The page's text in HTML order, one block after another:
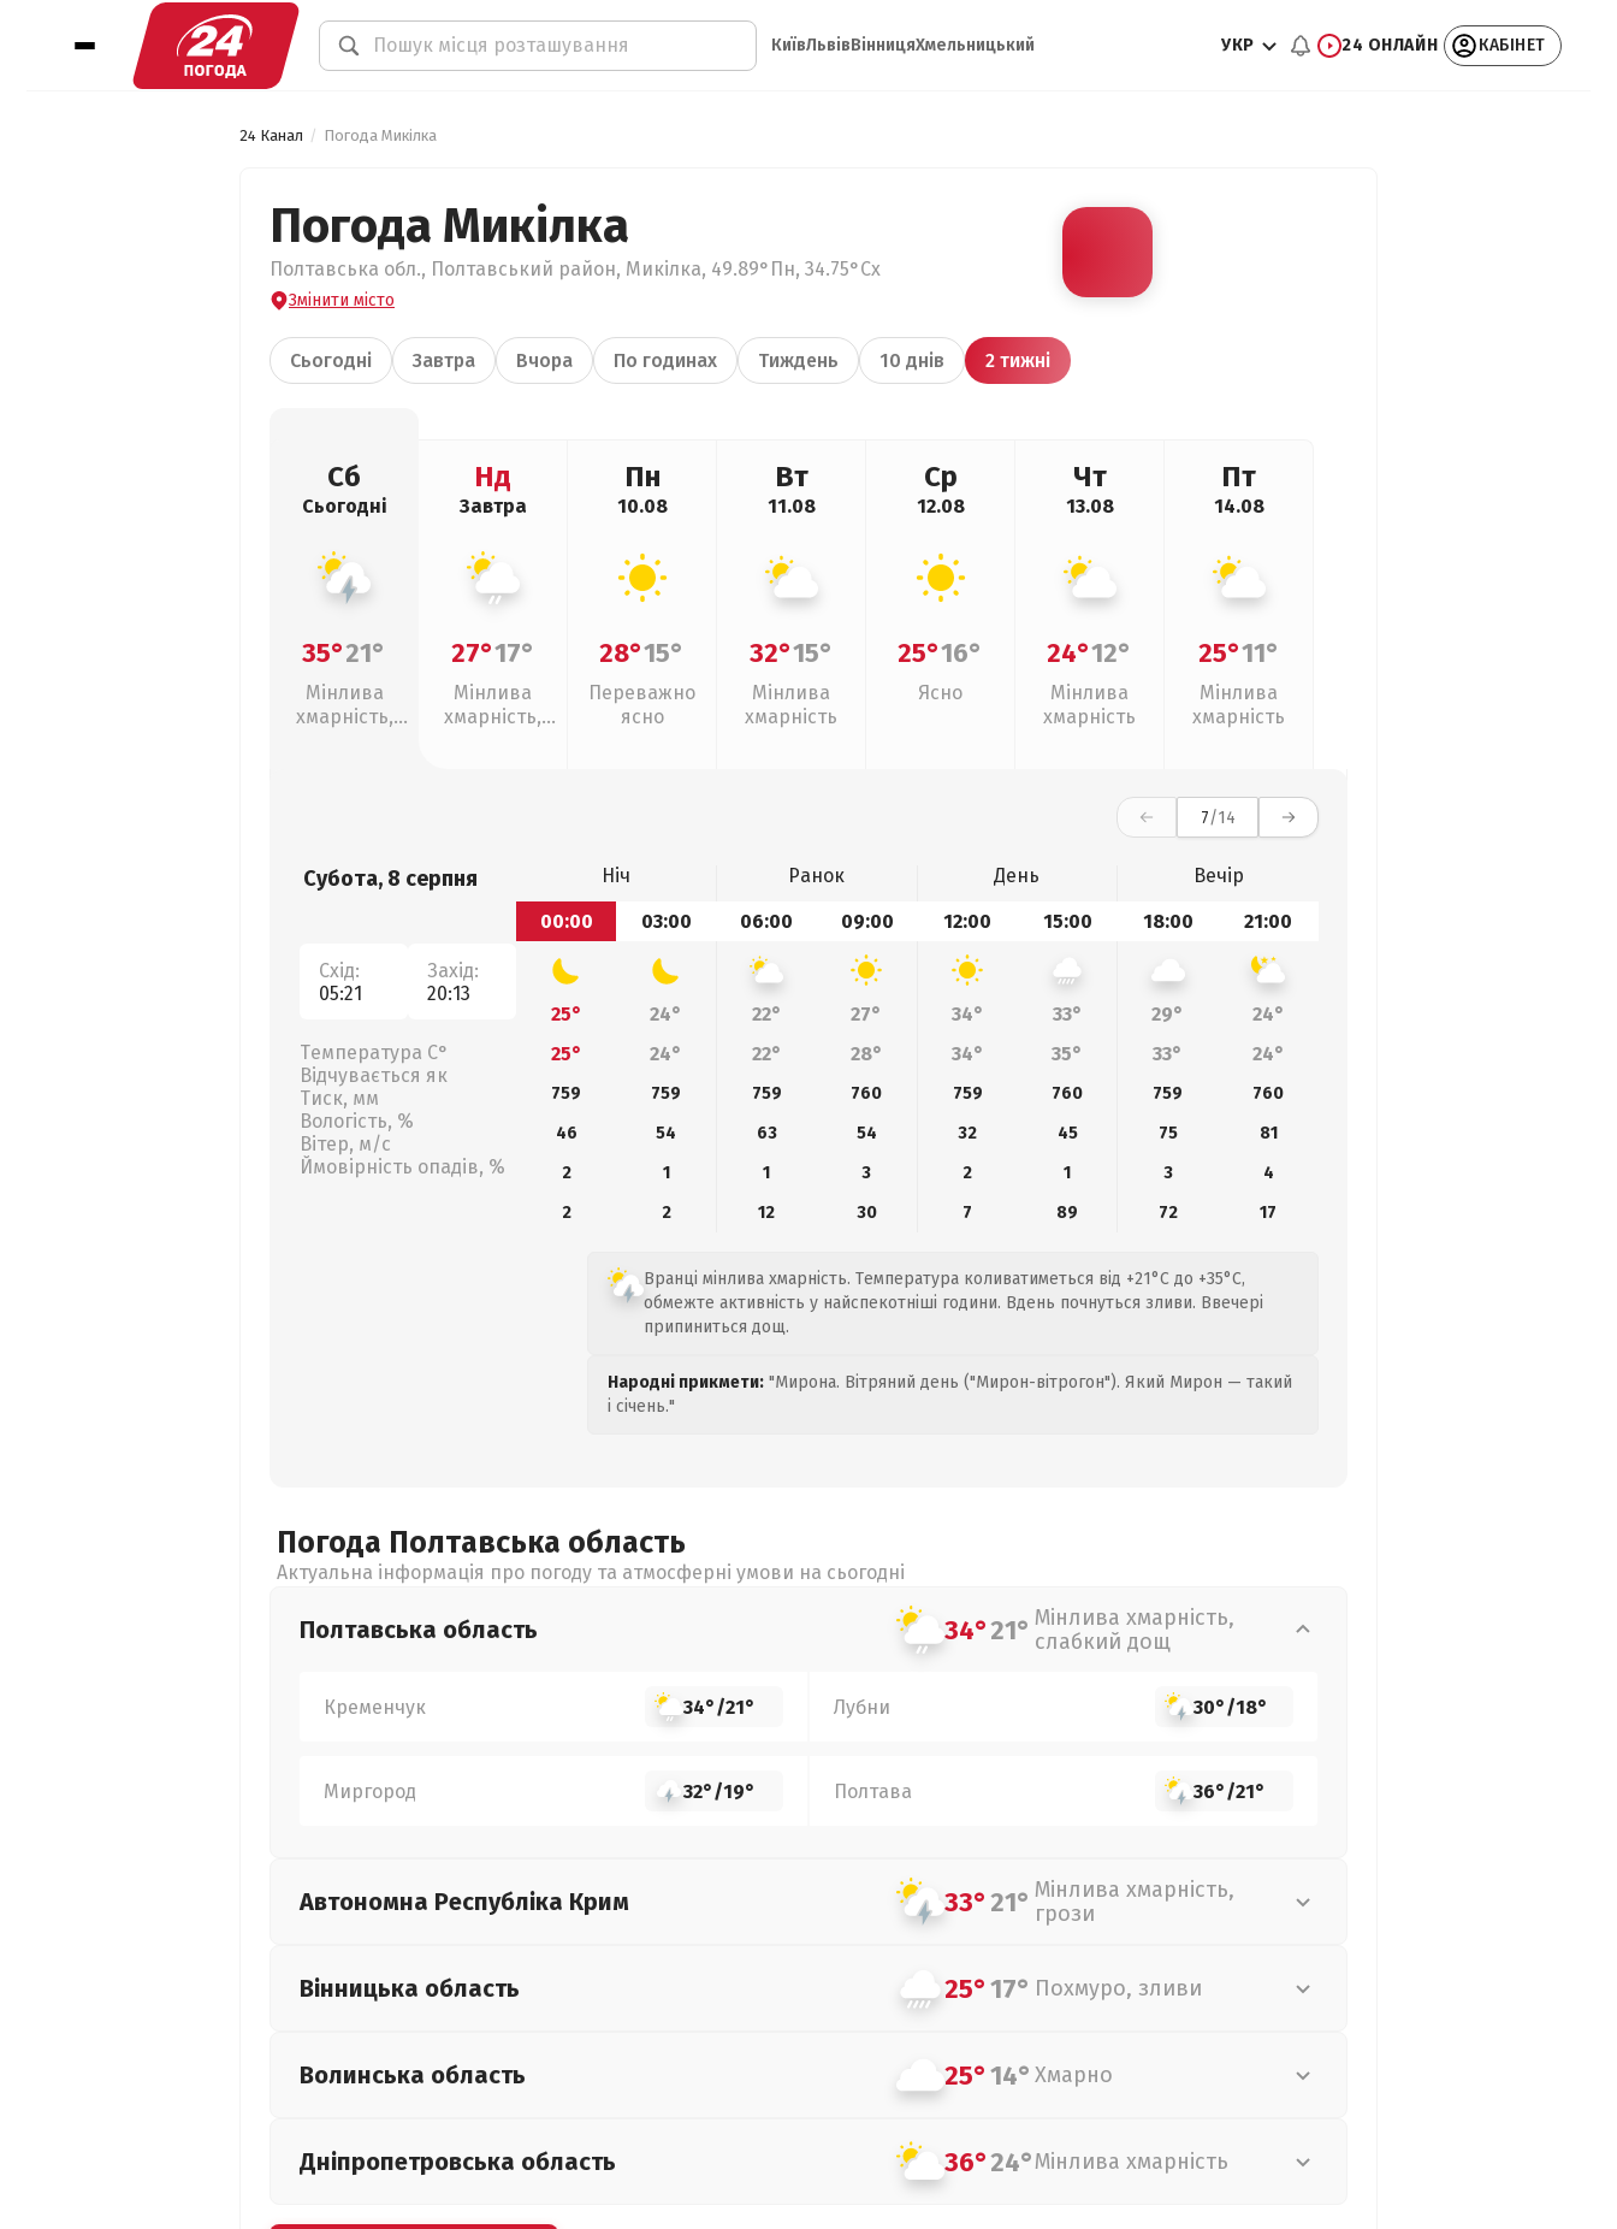
КиївЛьвівВінницяХмельницький УКР 24 ОНЛАЙН КАБІНЕТ
24 Канал Погода Микілка
Погода Микілка
Полтавська обл., Полтавський район, Микілка, 49.89°Пн, 34.75°Сх
Змінити місто
Сьогодні Завтра Вчора По годинах Тиждень 10 днів 2 тижні
Сб
Сьогодні
35°21°
Мінлива
хмарність,
Нд
Завтра
27°17°
Мінлива
хмарність,
Пн
10.08
28°15°
Переважно
ясно
Вт
11.08
32°15°
Мінлива
хмарність
Ср
12.08
25°16°
Ясно
Чт
13.08
24°12°
Мінлива
хмарність
Пт
14.08
25°11°
Мінлива
хмарність
7/14
Субота, 8 серпня
Схід:
05:21
Захід:
20:13
Температура С°
Відчувається як
Тиск, мм
Вологість, %
Вітер, м/с
Ймовірність опадів, %
Ніч Ранок День
Вечір
00:00
03:00 06:00 09:00 12:00 15:00 18:00 21:00
25° 24° 22° 27° 34° 33° 29°
24°
25°
24° 22° 28° 34° 35° 33° 24°
759 759 759 760 759 760 759
760
46
54 63 54 32 45 75
81
2
1 1 3 2 1 3
4
2
2 12 30 7 89 72 17
Вранці мінлива хмарність. Температура коливатиметься від +21°C до +35°C,
обмежте активність у найспекотніші години. Вдень почнуться зливи. Ввечері
припиниться дощ.
Народні прикмети: "Мирона. Вітряний день ("Мирон-вітрогон"). Який Мирон — такий
і січень."
Погода Полтавська область
Актуальна інформація про погоду та атмосферні умови на сьогодні
Полтавська область 34°21° Мінлива хмарність,
слабкий дощ
Кременчук 34°/21° Лубни 30°/18°
Миргород 32°/19° Полтава 36°/21°
Автономна Республіка Крим 33°21° Мінлива хмарність,
грози
Вінницька область 25°17° Похмуро, зливи
Волинська область 25°14° Хмарно
Дніпропетровська область 36°24°Мінлива хмарність